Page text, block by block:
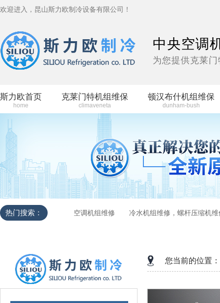
欢迎进入，昆山斯力欧制冷设备有限公司！
中央空调
为您提供克莱
斯力欧首页
home
克莱门特机组维保
climaveneta
顿汉布什机组维保
dunham-bush
热门搜索： 空调机组维修 冷水机组维修，螺杆压缩机
您当前的位置：